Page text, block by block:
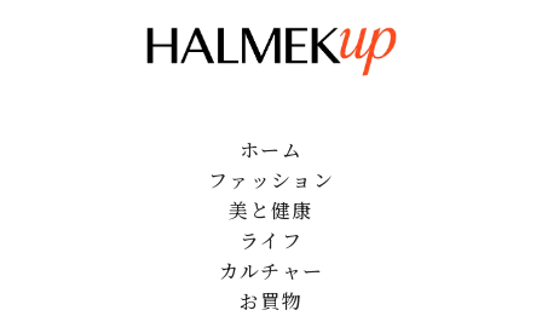
ホーム
ファッション
美と健康
ライフ
カルチャー
お買物